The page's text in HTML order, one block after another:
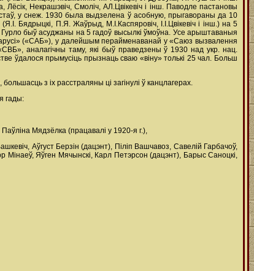
Некрашэвіч, Смоліч, АЛ.Цвікевіч і інш. Паводле пастановы
у снеж. 1930 была выдзелена ў асобную, прыгавораны да 10
Бядрыцкі, П.Я. Жаўрыд, М.І.Каспяровіч, І.І.Цвікевіч і інш.) на 5
быў асуджаны на 5 гадоў высылкі ўмоўна. Усе арыштаваныя
(«САБ»), у далейшым перайменаванай у «Саюз вызвалення
аналагічны таму, які быў праведзены ў 1930 над укр. нац.
ўдалося прымусіць прызнаць сваю «віну» толькі 25 чал. Больш
з іх расстраляны ці загінулі ў канцлагерах.
гады:
Мядзёлка (працавалі у 1920-я г.),
Аўгуст Берзін (дацэнт), Піліп Вашчавоз, Савелій Гарбачоў,
Мінаеў, Яўген Мячынскі, Карл Петэрсон (дацэнт), Барыс Саноцкі,